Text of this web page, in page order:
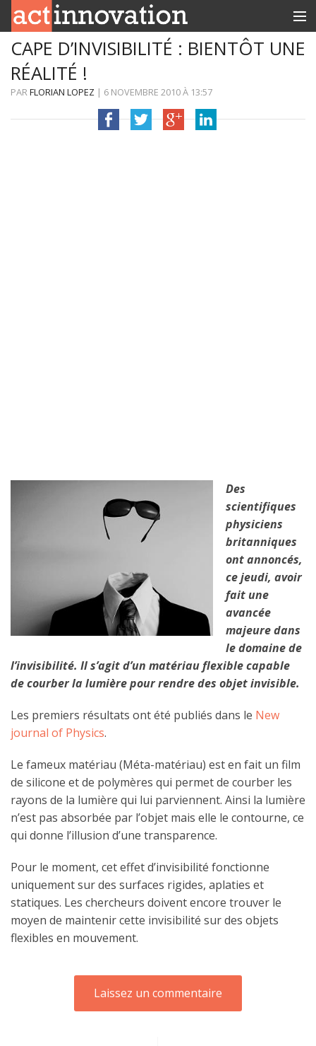
RUBRIQUES
INNOBOX
CAPE D’INVISIBILITÉ : BIENTÔT UNE
RÉALITÉ !
PARFLORIAN LOPEZ | 6 NOVEMBRE 2010À 13:57
Des
scientifiques
physiciens
britanniques
ont annoncés,
ce jeudi, avoir
fait une
avancée
majeure dans
le domaine de
l’invisibilité. Il s’agit d’un matériau flexible capable
de courber la lumière pour rendre des objet invisible.
Les premiers résultats ont été publiés dans le New
journal of Physics.
Le fameux matériau (Méta-matériau) est en fait un film
de silicone et de polymères qui permet de courber les
rayons de la lumière qui lui parviennent. Ainsi la lumière
n’est pas absorbée par l’objet mais elle le contourne, ce
qui donne l’illusion d’une transparence.
Pour le moment, cet effet d’invisibilité fonctionne
uniquement sur des surfaces rigides, aplaties et
statiques. Les chercheurs doivent encore trouver le
moyen de maintenir cette invisibilité sur des objets
flexibles en mouvement.